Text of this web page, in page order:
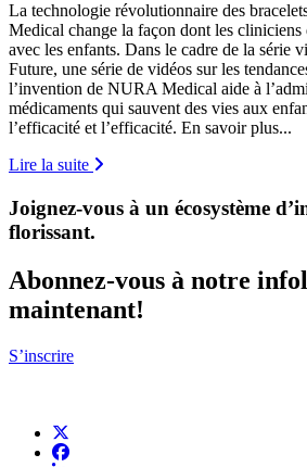
La technologie révolutionnaire des
Medical change la façon dont les cliniciens
avec les enfants. Dans le cadre de la série
Future, une série de vidéos sur les
l’invention de NURA Medical aide à
médicaments qui sauvent des vies aux
l’efficacité et l’efficacité. En savoir plus...
Lire la suite
Joignez-vous à un écosystème
florissant.
Abonnez-vous à notre
maintenant!
S’inscrire